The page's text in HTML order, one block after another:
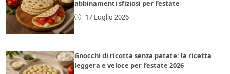
abbinamenti sfiziosi per l’estate
17 Luglio 2026
Gnocchi di ricotta senza patate: la ricetta
leggera e veloce per l’estate 2026